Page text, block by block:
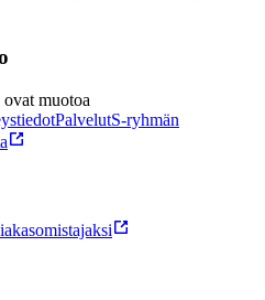
ovat muotoa
PalvelutS-ryhmän